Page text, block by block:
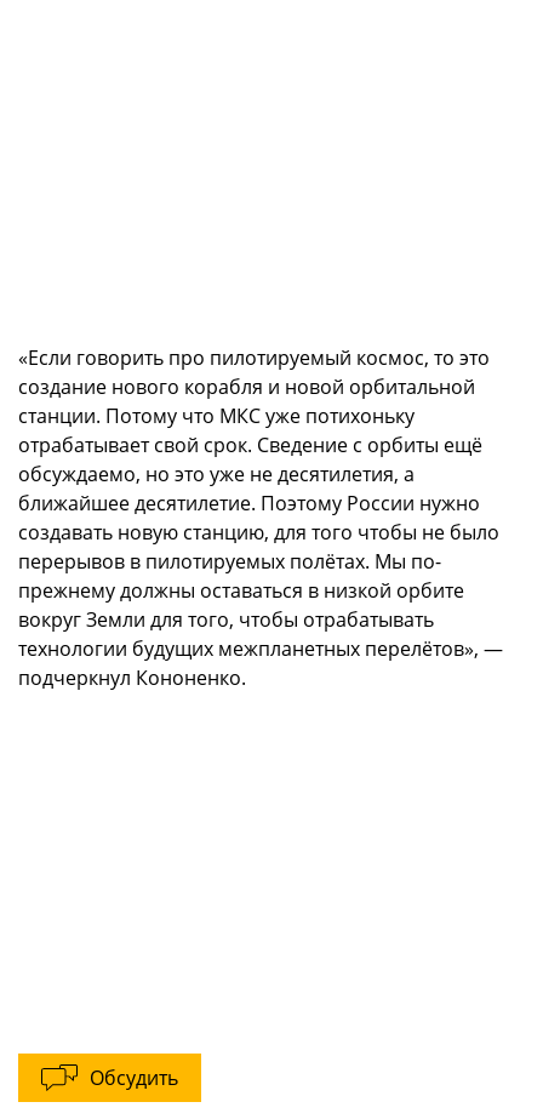
«Если говорить про пилотируемый космос, то это
создание нового корабля и новой орбитальной
станции. Потому что МКС уже потихоньку
отрабатывает свой срок. Сведение с орбиты ещё
обсуждаемо, но это уже не десятилетия, а
ближайшее десятилетие. Поэтому России нужно
создавать новую станцию, для того чтобы не было
перерывов в пилотируемых полётах. Мы по-
прежнему должны оставаться в низкой орбите
вокруг Земли для того, чтобы отрабатывать
технологии будущих межпланетных перелётов», —
подчеркнул Кононенко.
Обсудить